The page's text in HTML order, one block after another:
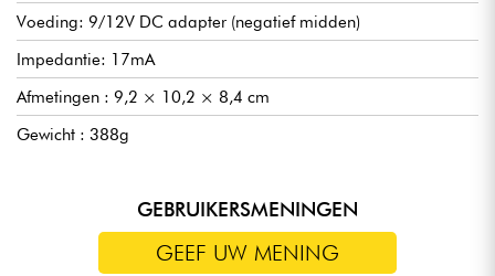
Voeding: 9/12V DC adapter (negatief midden)
Impedantie: 17mA
Afmetingen : 9,2 × 10,2 × 8,4 cm
Gewicht : 388g
GEBRUIKERSMENINGEN
GEEF UW MENING